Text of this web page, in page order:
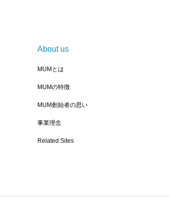
About us
MUMとは
MUMの特徴
MUM創始者の思い
事業理念
Related Sites